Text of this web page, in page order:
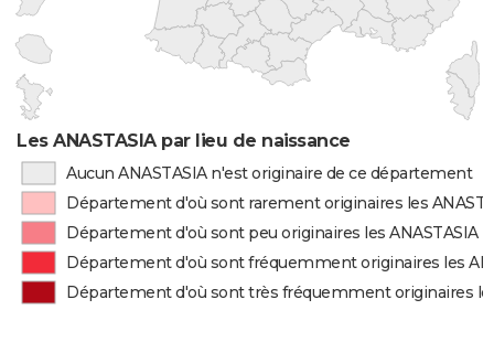
Les ANASTASIA par lieu de naissance
Aucun ANASTASIA n'est originaire de ce département
Département d'où sont rarement originaires les
Département d'où sont peu originaires les ANASTASIA
Département d'où sont fréquemment originaires les
Département d'où sont très fréquemment originaires